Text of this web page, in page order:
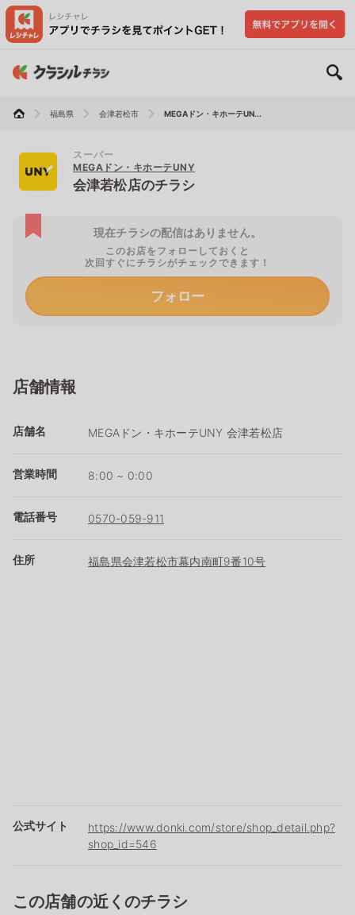
福島県 会津若松市 MEGAドン・キホーテUN...
スーパー
MEGAドン・キホーテUNY
会津若松店のチラシ
現在チラシの配信はありません。
このお店をフォローしておくと
次回すぐにチラシがチェックできます！
フォロー
店舗情報
店舗名 MEGAドン・キホーテUNY 会津若松店
営業時間 8:00 ~ 0:00
電話番号 0570-059-911
住所 福島県会津若松市幕内南町9番10号
公式サイト
https://www.donki.com/store/shop_detail.php?
shop_id=546
この店舗の近くのチラシ